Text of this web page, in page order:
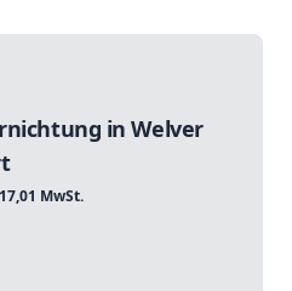
in Welver
MwSt.